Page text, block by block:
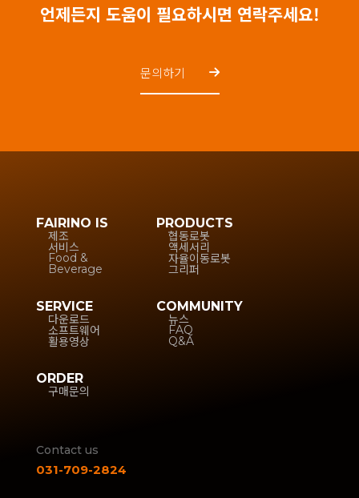
언제든지 도움이 필요하시면 연락주세요!
문의하기
FAIRINO IS
제조
서비스
Food &
Beverage
PRODUCTS
협동로봇
액세서리
자율이동로봇
그리퍼
SERVICE
다운로드
소프트웨어
활용영상
COMMUNITY
뉴스
FAQ
Q&A
ORDER
구매문의
Contact us
031-709-2824